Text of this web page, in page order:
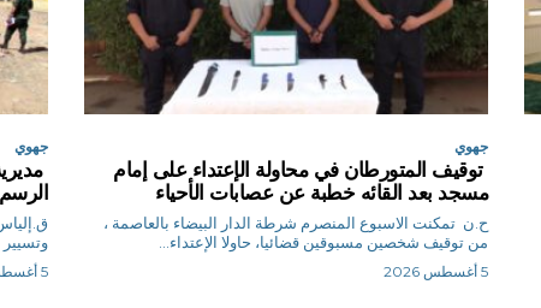
جهوي
توقيف المتورطان في محاولة الإعتداء على إمام
مسجد بعد القائه خطبة عن عصابات الأحياء
ح.ن تمكنت الاسبوع المنصرم شرطة الدار البيضاء بالعاصمة ،
من توقيف شخصين مسبوقين قضائيا، حاولا الإعتداء...
5 أغسطس 2026
جهوي
وتسيير
5 أغسطس 2026